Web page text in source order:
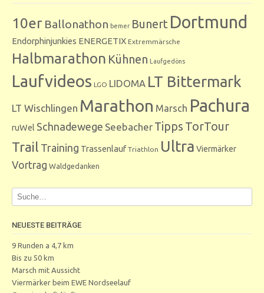
10er Ballonathon bemer Bunert Dortmund
Endorphinjunkies ENERGETIX Extremmärsche
Halbmarathon Kühnen Laufgedöns
Laufvideos LGO LIDOMA LT Bittermark
LT Wischlingen Marathon Marsch Pachura
ruWel Schnadewege Seebacher Tipps TorTour
Trail Training Trassenlauf Triathlon Ultra Viermärker
Vortrag Waldgedanken
NEUESTE BEITRÄGE
9 Runden a 4,7 km
Bis zu 50 km
Marsch mit Aussicht
Viermärker beim EWE Nordseelauf